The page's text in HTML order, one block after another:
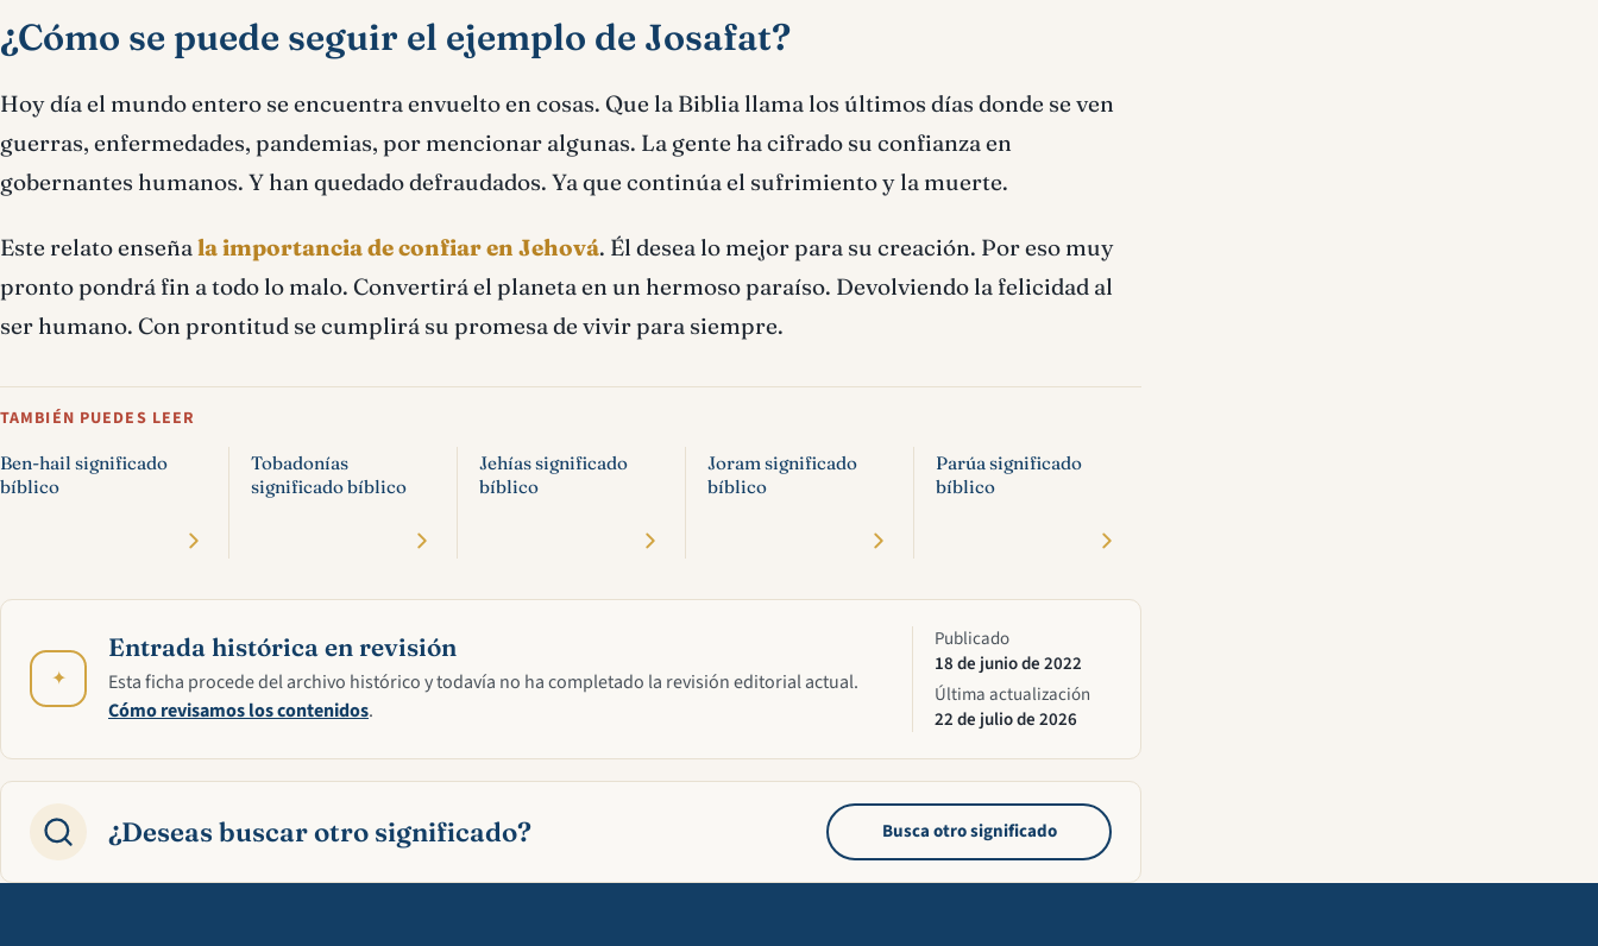
¿Cómo se puede seguir el ejemplo de Josafat?
Hoy día el mundo entero se encuentra envuelto en cosas. Que la Biblia llama los últimos días donde se ven
guerras, enfermedades, pandemias, por mencionar algunas. La gente ha cifrado su confianza en
gobernantes humanos. Y han quedado defraudados. Ya que continúa el sufrimiento y la muerte.
Este relato enseñala importancia de confiar en Jehová. Él desea lo mejor para su creación. Por eso muy
pronto pondrá fin a todo lo malo. Convertirá el planeta en un hermoso paraíso. Devolviendo la felicidad al
ser humano. Con prontitud se cumplirá su promesa de vivir para siempre.
TAMBIÉN PUEDES LEER
Ben-hail significado
bíblico
Tobadonías
significado bíblico
Jehías significado
bíblico
Joram significado
bíblico
Parúa significado
bíblico
✦
Entrada histórica en revisión
Esta ficha procede del archivo histórico y todavía no ha completado la revisión editorial actual.
Cómo revisamos los contenidos.
Publicado
18 de junio de 2022
Última actualización
22 de julio de 2026
¿Deseas buscar otro significado? Busca otro significado